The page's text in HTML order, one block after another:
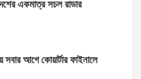
একমাত্র সচল রাডার
সবার আগে কোয়ার্টার ফাইনালে